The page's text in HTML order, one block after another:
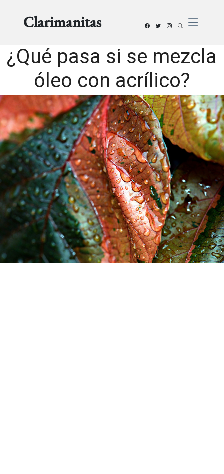
Clarimanitas
¿Qué pasa si se mezcla
óleo con acrílico?